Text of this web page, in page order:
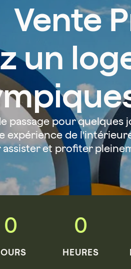
Vente
un
passage pour
expérience de
et profiter
0 0
HEURES